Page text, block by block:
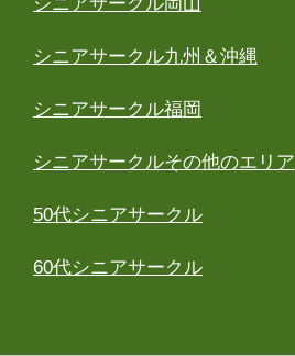
シニアサークル岡山
シニアサークル九州＆沖縄
シニアサークル福岡
シニアサークルその他のエリア
50代シニアサークル
60代シニアサークル